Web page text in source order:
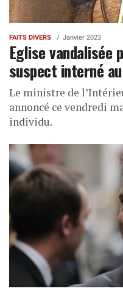
FAITS DIVERS Janvier 2023
Eglise vandalisée
suspect interné
Le ministre de
annoncé ce vendredi
individu.